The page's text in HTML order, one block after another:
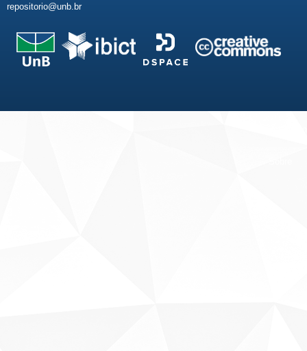
repositorio@unb.br